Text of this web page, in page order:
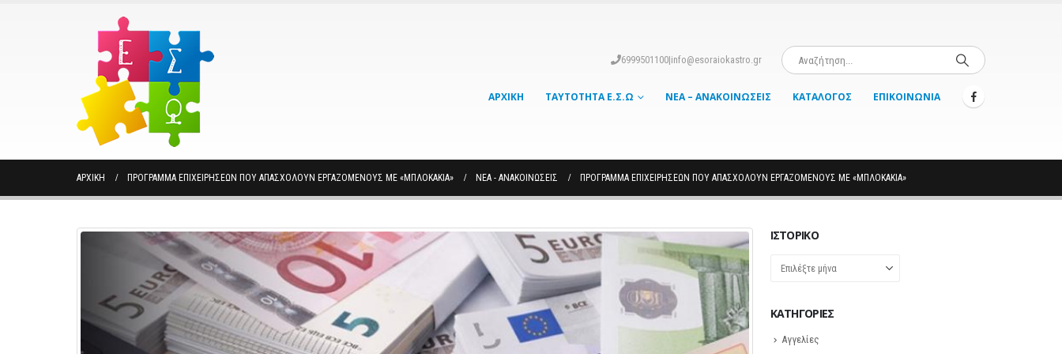
6999501100|info@esoraiokastro.gr
ΑΡΧΙΚΉ ΤΑΥΤΌΤΗΤΑ Ε.Σ.Ω ΝΈΑ – ΑΝΑΚΟΙΝΏΣΕΙΣ ΚΑΤΆΛΟΓΟΣ ΕΠΙΚΟΙΝΩΝΊΑ
ΑΡΧΙΚΉ ΠΡΌΓΡΑΜΜΑ ΕΠΙΧΕΙΡΉΣΕΩΝ ΠΟΥ ΑΠΑΣΧΟΛΟΎΝ ΕΡΓΑΖΌΜΕΝΟΥΣ ΜΕ «ΜΠΛΟΚΆΚΙΑ» ΝΈΑ - ΑΝΑΚΟΙΝΏΣΕΙΣ ΠΡΌΓΡΑΜΜΑ ΕΠΙΧΕΙΡΉΣΕΩΝ ΠΟΥ ΑΠΑΣΧΟΛΟΎΝ ΕΡΓΑΖΌΜΕΝΟΥΣ ΜΕ «ΜΠΛΟΚΆΚΙΑ»
ΙΣΤΟΡΙΚΌ
Ιστορικό
KΑΤΗΓΟΡΊΕΣ
Αγγελίες